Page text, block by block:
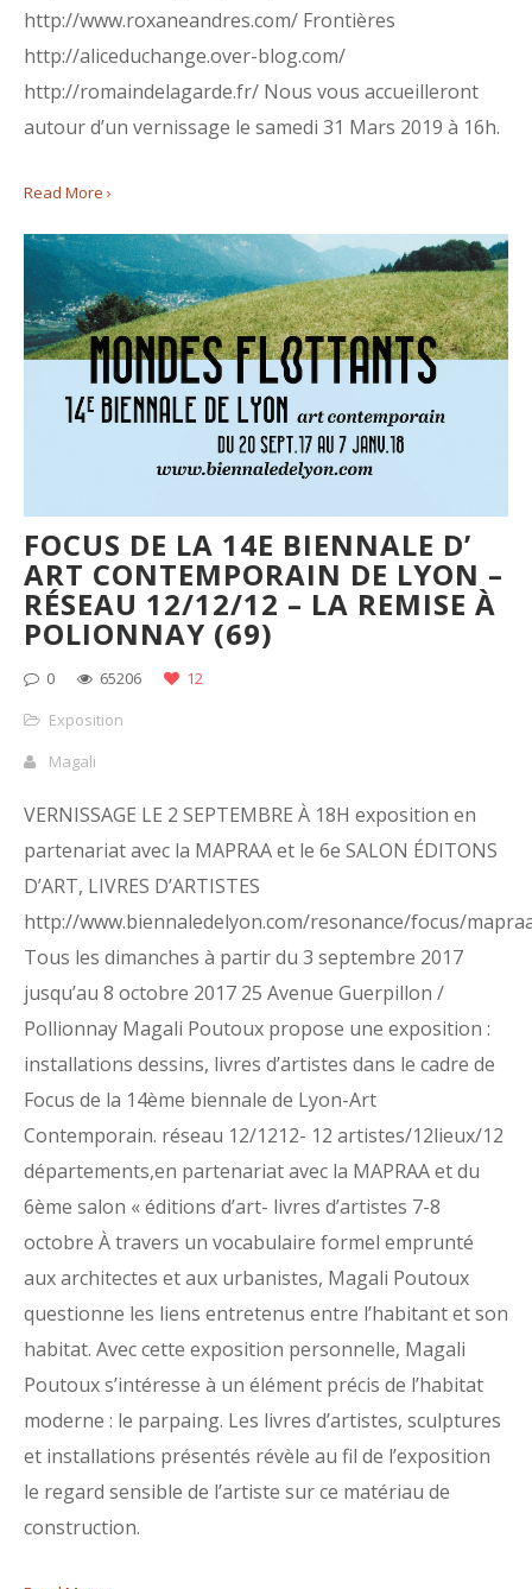
http://www.roxaneandres.com/ Frontières
http://aliceduchange.over-blog.com/
http://romaindelagarde.fr/ Nous vous accueilleront
autour d’un vernissage le samedi 31 Mars 2019 à 16h.
Read More ›
FOCUS DE LA 14E BIENNALE D’
ART CONTEMPORAIN DE LYON –
RÉSEAU 12/12/12 – LA REMISE À
POLIONNAY (69)
0 65206
12
Exposition
Magali
VERNISSAGE LE 2 SEPTEMBRE À 18H exposition en
partenariat avec la MAPRAA et le 6e SALON ÉDITONS
D’ART, LIVRES D’ARTISTES
http://www.biennaledelyon.com/resonance/focus/
Tous les dimanches à partir du 3 septembre 2017
jusqu’au 8 octobre 2017 25 Avenue Guerpillon /
Pollionnay Magali Poutoux propose une exposition :
installations dessins, livres d’artistes dans le cadre de
Focus de la 14ème biennale de Lyon-Art
Contemporain. réseau 12/1212- 12 artistes/12lieux/12
départements,en partenariat avec la MAPRAA et du
6ème salon « éditions d’art- livres d’artistes 7-8
octobre À travers un vocabulaire formel emprunté
aux architectes et aux urbanistes, Magali Poutoux
questionne les liens entretenus entre l’habitant et son
habitat. Avec cette exposition personnelle, Magali
Poutoux s’intéresse à un élément précis de l’habitat
moderne : le parpaing. Les livres d’artistes, sculptures
et installations présentés révèle au fil de l’exposition
le regard sensible de l’artiste sur ce matériau de
construction.